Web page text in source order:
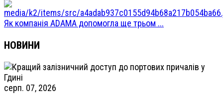
Як компанія ADAMA допомогла ще трьом ...
НОВИНИ
серп. 07, 2026